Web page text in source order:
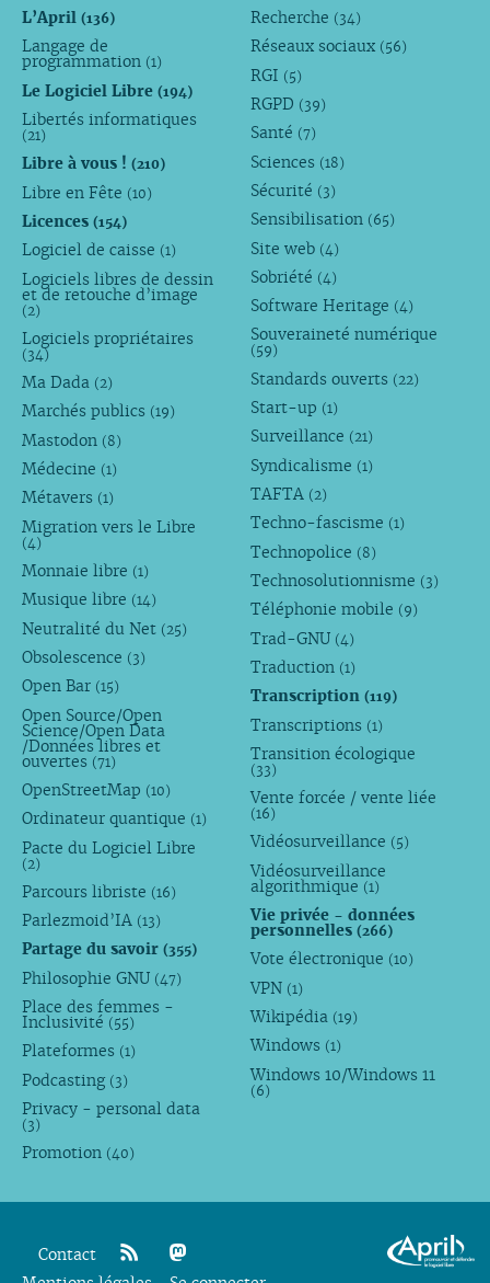
L’April (136)
Langage de
programmation (1)
Le Logiciel Libre (194)
Libertés informatiques
(21)
Libre à vous ! (210)
Libre en Fête (10)
Licences (154)
Logiciel de caisse (1)
Logiciels libres de dessin
et de retouche d’image
(2)
Logiciels propriétaires
(34)
Ma Dada (2)
Marchés publics (19)
Mastodon (8)
Médecine (1)
Métavers (1)
Migration vers le Libre
(4)
Monnaie libre (1)
Musique libre (14)
Neutralité du Net (25)
Obsolescence (3)
Open Bar (15)
Open Source/Open
Science/Open Data
/Données libres et
ouvertes (71)
OpenStreetMap (10)
Ordinateur quantique (1)
Pacte du Logiciel Libre
(2)
Parcours libriste (16)
Parlezmoid’IA (13)
Partage du savoir (355)
Philosophie GNU (47)
Place des femmes -
Inclusivité (55)
Plateformes (1)
Podcasting (3)
Privacy - personal data
(3)
Promotion (40)
Recherche (34)
Réseaux sociaux (56)
RGI (5)
RGPD (39)
Santé (7)
Sciences (18)
Sécurité (3)
Sensibilisation (65)
Site web (4)
Sobriété (4)
Software Heritage (4)
Souveraineté numérique
(59)
Standards ouverts (22)
Start-up (1)
Surveillance (21)
Syndicalisme (1)
TAFTA (2)
Techno-fascisme (1)
Technopolice (8)
Technosolutionnisme (3)
Téléphonie mobile (9)
Trad-GNU (4)
Traduction (1)
Transcription(119)
Transcriptions (1)
Transition écologique
(33)
Vente forcée / vente liée
(16)
Vidéosurveillance (5)
Vidéosurveillance
algorithmique (1)
Vie privée - données
personnelles(266)
Vote électronique (10)
VPN (1)
Wikipédia (19)
Windows (1)
Windows 10/Windows 11
(6)
Contact